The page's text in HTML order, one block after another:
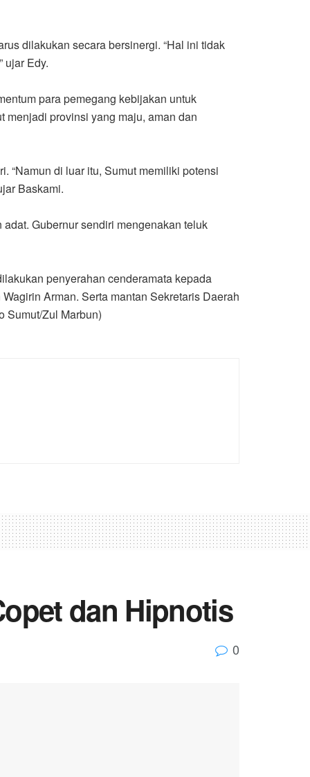
dilakukan secara bersinergi. “Hal ini tidak
ujar Edy.
para pemegang kebijakan untuk
provinsi yang maju, aman dan
“Namun di luar itu, Sumut memiliki potensi
Baskami.
Gubernur sendiri mengenakan teluk
penyerahan cenderamata kepada
Arman. Serta mantan Sekretaris Daerah
Sumut/Zul Marbun)
dan Hipnotis
0